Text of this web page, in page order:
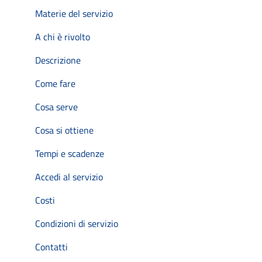
Materie del servizio
A chi è rivolto
Descrizione
Come fare
Cosa serve
Cosa si ottiene
Tempi e scadenze
Accedi al servizio
Costi
Condizioni di servizio
Contatti